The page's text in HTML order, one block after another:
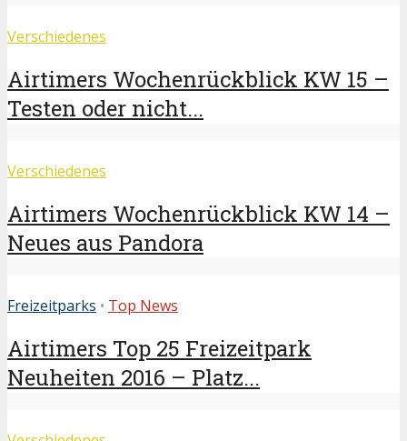
Verschiedenes
Airtimers Wochenrückblick KW 15 –
Testen oder nicht...
Verschiedenes
Airtimers Wochenrückblick KW 14 –
Neues aus Pandora
Freizeitparks • Top News
Airtimers Top 25 Freizeitpark
Neuheiten 2016 – Platz...